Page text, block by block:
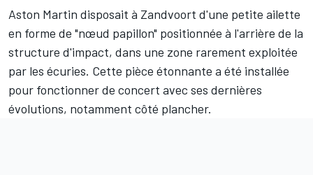
Aston Martin disposait à Zandvoort d'une petite ailette
en forme de "nœud papillon" positionnée à l'arrière de la
structure d'impact, dans une zone rarement exploitée
par les écuries. Cette pièce étonnante a été installée
pour fonctionner de concert avec ses dernières
évolutions, notamment côté plancher.